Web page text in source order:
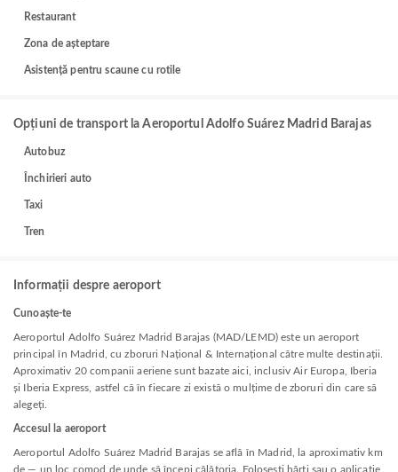
Restaurant
Zona de așteptare
Asistență pentru scaune cu rotile
Opțiuni de transport la Aeroportul Adolfo Suárez Madrid Barajas
Autobuz
Închirieri auto
Taxi
Tren
Informații despre aeroport
Cunoaște-te
Aeroportul Adolfo Suárez Madrid Barajas (MAD/LEMD) este un aeroport
principal în Madrid, cu zboruri Național & Internațional către multe destinații.
Aproximativ 20 companii aeriene sunt bazate aici, inclusiv Air Europa, Iberia
și Iberia Express, astfel că în fiecare zi există o mulțime de zboruri din care să
alegeți.
Accesul la aeroport
Aeroportul Adolfo Suárez Madrid Barajas se află în Madrid, la aproximativ km
de — un loc comod de unde să începi călătoria. Folosești hărți sau o aplicație